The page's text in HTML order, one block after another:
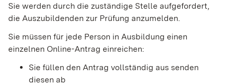
Sie werden durch die zuständige Stelle aufgefordert,
die Auszubildenden zur Prüfung anzumelden.
Sie müssen für jede Person in Ausbildung einen
einzelnen Online-Antrag einreichen:
Sie füllen den Antrag vollständig aus senden
diesen ab